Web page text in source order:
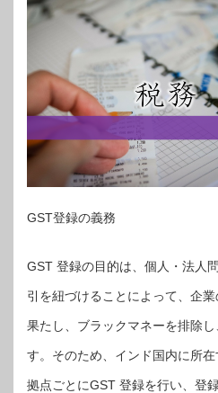
GST登録の義務
GST 登録の目的は、個人・法人
引を紐づけることによって、企
果たし、ブラックマネーを排除
す。そのため、インド国内に所
拠点ごとにGST 登録を行い、登